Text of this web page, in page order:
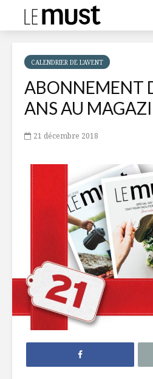
CALENDRIER DE L'AVENT
ABONNEMENT
ANS AU
21 décembre 2018
Duo huile d’olive
vinaigre
Première